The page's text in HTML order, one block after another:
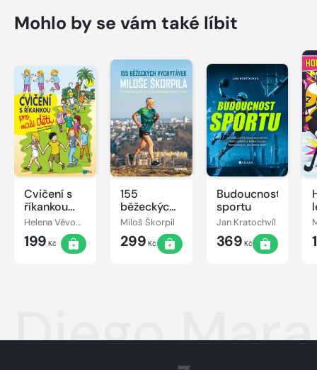
Mohlo by se vám také líbit
Cvičení s
říkankou
pro malé
děti
Helena Vévodová
199 Kč
155
běžeckých
vychytávek
Miloše
Škorpila
Miloš Škorpil
299 Kč
Budoucnost
sportu
Jan Kratochvíl
369 Kč
Diego